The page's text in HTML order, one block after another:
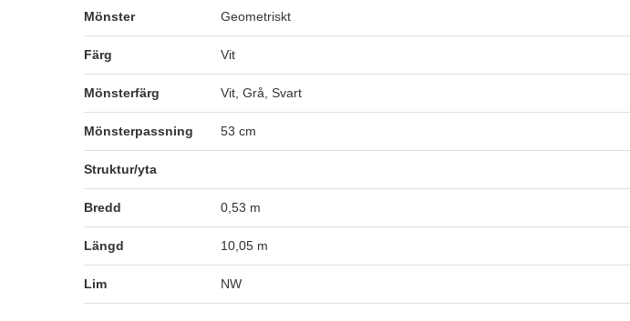
Mönster Geometriskt
Färg Vit
Mönsterfärg Vit, Grå, Svart
Mönsterpassning 53 cm
Struktur/yta
Bredd 0,53 m
Längd 10,05 m
Lim NW